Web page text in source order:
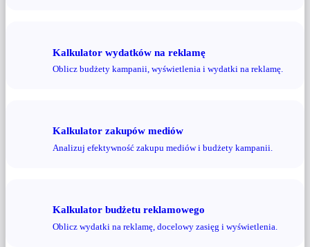
Kalkulator wydatków na reklamę
Oblicz budżety kampanii, wyświetlenia i wydatki na reklamę.
Kalkulator zakupów mediów
Analizuj efektywność zakupu mediów i budżety kampanii.
Kalkulator budżetu reklamowego
Oblicz wydatki na reklamę, docelowy zasięg i wyświetlenia.